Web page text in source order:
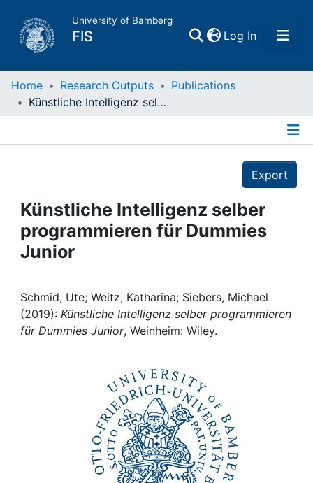
University of Bamberg
FIS Log In(current)
Home
Projects
People
Awards
Home Research Outputs
Publications
Künstliche Intelligenz selber programmieren für Dummies Junior
Export
Künstliche Intelligenz selber
programmieren für Dummies
Junior
Schmid, Ute; Weitz, Katharina; Siebers, Michael
(2019): Künstliche Intelligenz selber programmieren
für Dummies Junior, Weinheim: Wiley.